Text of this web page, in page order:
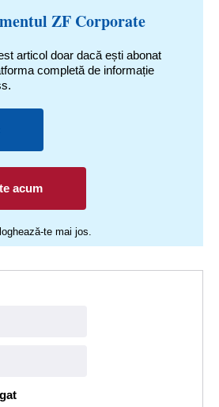
ZF Corporate
articol doar dacă ești abonat
completă de informație
acum
te mai jos.